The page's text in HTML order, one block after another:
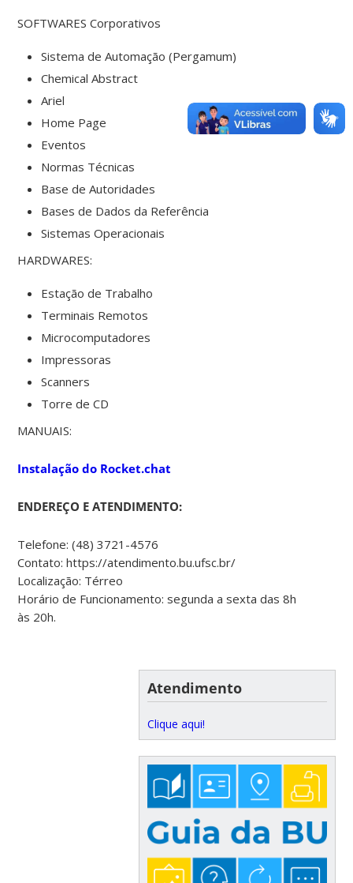
SOFTWARES Corporativos
Sistema de Automação (Pergamum)
Chemical Abstract
Ariel
Home Page
Eventos
Normas Técnicas
Base de Autoridades
Bases de Dados da Referência
Sistemas Operacionais
HARDWARES:
Estação de Trabalho
Terminais Remotos
Microcomputadores
Impressoras
Scanners
Torre de CD
MANUAIS:
Instalação do Rocket.chat
ENDEREÇO E ATENDIMENTO:
Telefone: (48) 3721-4576
Contato: https://atendimento.bu.ufsc.br/
Localização: Térreo
Horário de Funcionamento: segunda a sexta das 8h
às 20h.
Atendimento
Clique aqui!